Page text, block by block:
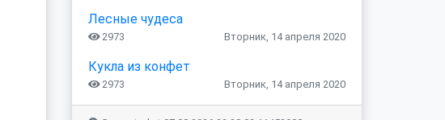
Лесные чудеса
2973 Вторник, 14 апреля 2020
Кукла из конфет
2973 Вторник, 14 апреля 2020